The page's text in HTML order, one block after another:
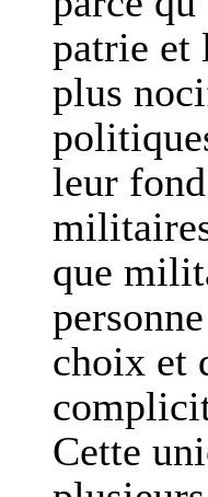
patrie et
plus
leur
que
choix et
Cette